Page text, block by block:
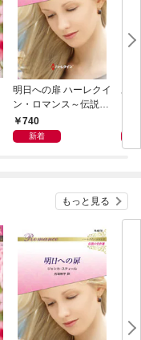
明日への扉 ハーレクイ
ン・ロマンス～伝説の
名作選～【ハーレクイ
ン・ロマンス版】
740
新着
レ
ク
もっと見る